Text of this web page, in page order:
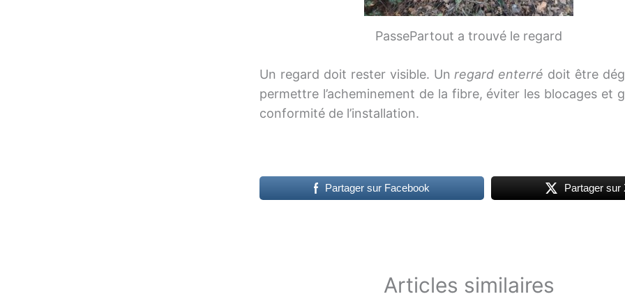
PassePartout a trouvé le regard
Un regard doit rester visible. Unregard enterré doit être
permettre l’acheminement de la fibre, éviter les blocages et
conformité de l’installation.
Partager sur Facebook Partager sur
Articles similaires